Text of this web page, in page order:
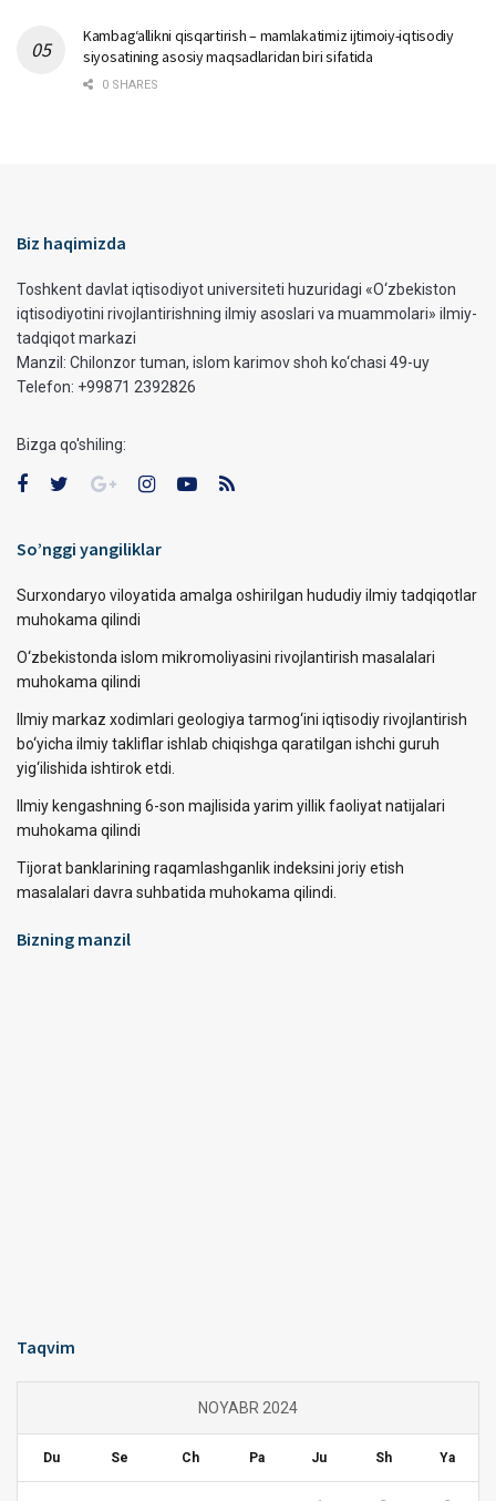
Kambag‘allikni qisqartirish – mamlakatimiz ijtimoiy-iqtisodiy
siyosatining asosiy maqsadlaridan biri sifatida
0 SHARES
Biz haqimizda
Toshkent davlat iqtisodiyot universiteti huzuridagi «O‘zbekiston
iqtisodiyotini rivojlantirishning ilmiy asoslari va muammolari» ilmiy-
tadqiqot markazi
Manzil: Chilonzor tuman, islom karimov shoh ko‘chasi 49-uy
Telefon: +99871 2392826
Bizga qo'shiling:
So’nggi yangiliklar
Surxondaryo viloyatida amalga oshirilgan hududiy ilmiy tadqiqotlar
muhokama qilindi
O‘zbekistonda islom mikromoliyasini rivojlantirish masalalari
muhokama qilindi
Ilmiy markaz xodimlari geologiya tarmog‘ini iqtisodiy rivojlantirish
bo‘yicha ilmiy takliflar ishlab chiqishga qaratilgan ishchi guruh
yig‘ilishida ishtirok etdi.
Ilmiy kengashning 6-son majlisida yarim yillik faoliyat natijalari
muhokama qilindi
Tijorat banklarining raqamlashganlik indeksini joriy etish
masalalari davra suhbatida muhokama qilindi.
Bizning manzil
Taqvim
NOYABR 2024
Du Se Ch Pa Ju Sh Ya